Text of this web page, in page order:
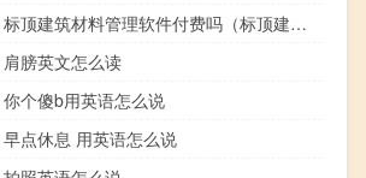
标顶建筑材料管理软件付费吗（标顶建筑材料管理软件）
肩膀英文怎么读
你个傻b用英语怎么说
早点休息 用英语怎么说